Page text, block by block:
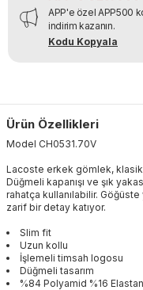
APP'e özel APP500
indirim kazanın.
Kodu Kopyala
Ürün Özellikleri
Model CH0531.70V
Lacoste erkek gömlek, klasik
Düğmeli kapanışı ve şık
rahatça kullanılabilir.
zarif bir detay katıyor.
Slim fit
Uzun kollu
İşlemeli timsah logosu
Düğmeli tasarım
%84 Polyamid %16 Elastan